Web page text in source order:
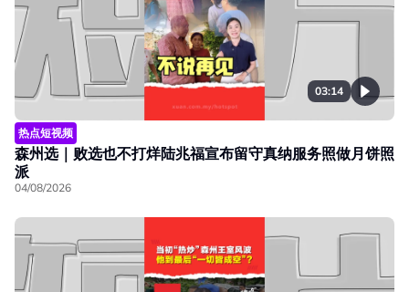
03:14
热点短视频
森州选｜败选也不打烊陆兆福宣布留守真纳服务照做月饼照
派
04/08/2026